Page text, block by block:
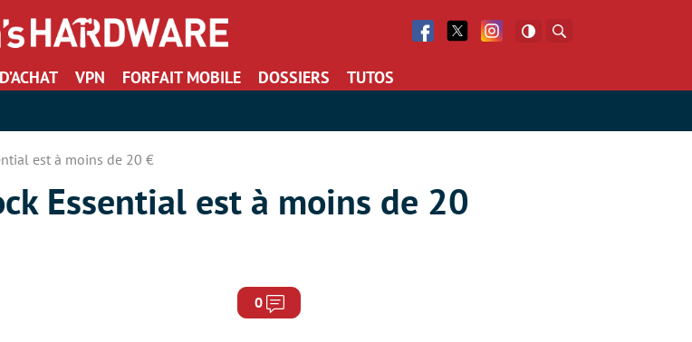
Facebook
Twitter Facebook
VPN FORFAIT MOBILE DOSSIERS TUTOS
est à moins de 20 €
Essential est à moins de 20
0 Commentaires